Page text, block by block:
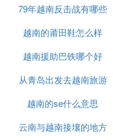
79年越南反击战有哪些
人
越南的莆田鞋怎么样
越南援助巴铁哪个好
从青岛出发去越南旅游
怎么办
越南的se什么意思
云南与越南接壤的地方